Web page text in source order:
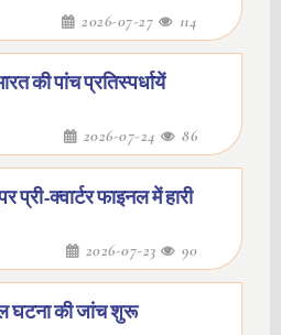
2026-07-27 114
की पांच प्रतिस्पर्धायें
2026-07-24 86
प्री-क्वार्टर फाइनल में हारी
2026-07-23 90
घटना की जांच शुरू